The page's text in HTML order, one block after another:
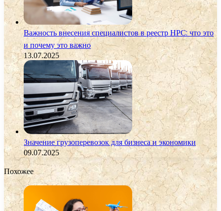
Важность внесения специалистов в реестр НРС: что это
и почему это важно
13.07.2025
Значение грузоперевозок для бизнеса и экономики
09.07.2025
Похожее